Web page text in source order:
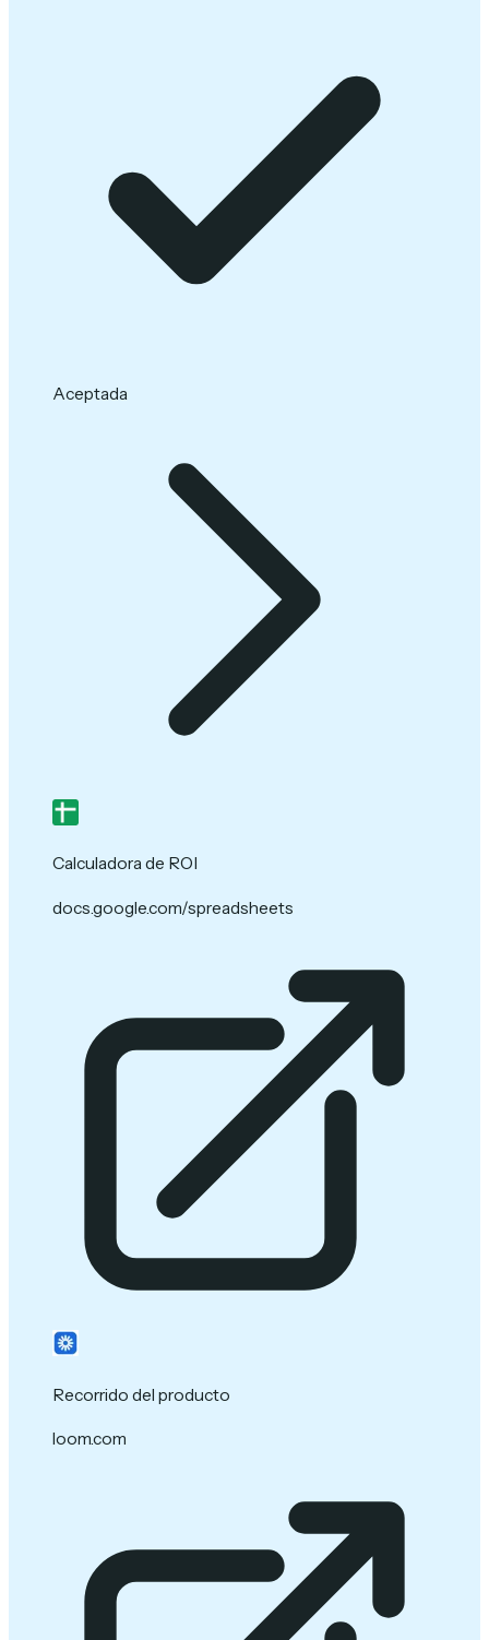
Aceptada
Calculadora de ROI
docs.google.com/spreadsheets
Recorrido del producto
loom.com